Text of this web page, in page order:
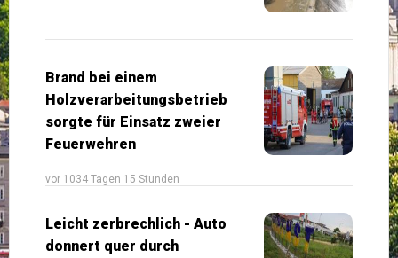
Brand bei einem
Holzverarbeitungsbetrieb
sorgte für Einsatz zweier
Feuerwehren
vor 1034 Tagen 15 Stunden
Leicht zerbrechlich - Auto
donnert quer durch